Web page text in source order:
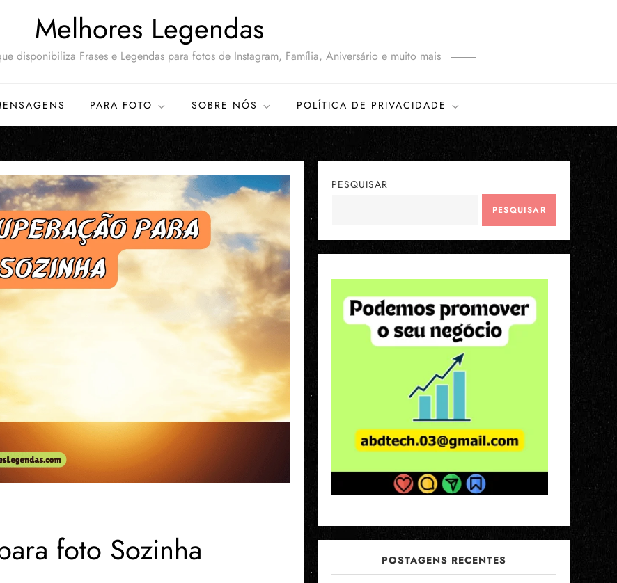
Melhores Legendas
disponibiliza Frases e Legendas para fotos de Instagram, Família, Aniversário e muito mais
PARA FOTO SOBRE NÓS POLÍTICA DE PRIVACIDADE
foto Sozinha
PESQUISAR
PESQUISAR
POSTAGENS RECENTES